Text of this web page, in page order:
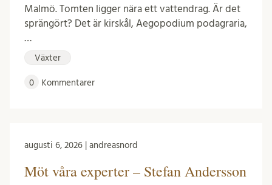
Malmö. Tomten ligger nära ett vattendrag. Är det
sprängört? Det är kirskål, Aegopodium podagraria,
…
Växter
0 Kommentarer
augusti 6, 2026 | andreasnord
Möt våra experter – Stefan Andersson